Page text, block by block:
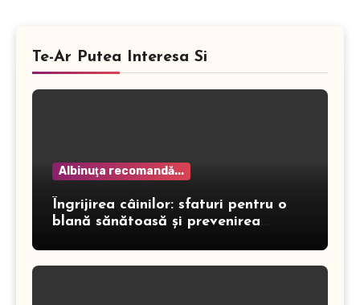
Te-Ar Putea Interesa Si
Albinuţa recomandă...
Îngrijirea câinilor: sfaturi pentru o
blană sănătoasă și prevenirea